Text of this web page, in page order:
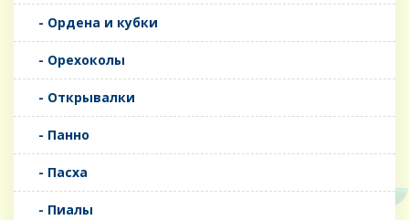
- Ордена и кубки
- Орехоколы
- Открывалки
- Панно
- Пасха
- Пиалы